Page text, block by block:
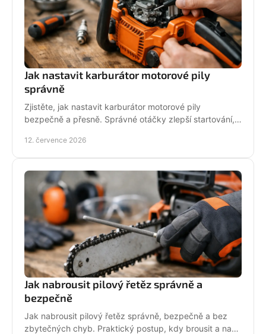
Jak nastavit karburátor motorové pily
správně
Zjistěte, jak nastavit karburátor motorové pily
bezpečně a přesně. Správné otáčky zlepší startování,
12. července 2026
Jak nabrousit pilový řetěz správně a
bezpečně
Jak nabrousit pilový řetěz správně, bezpečně a bez
zbytečných chyb. Praktický postup, kdy brousit a na